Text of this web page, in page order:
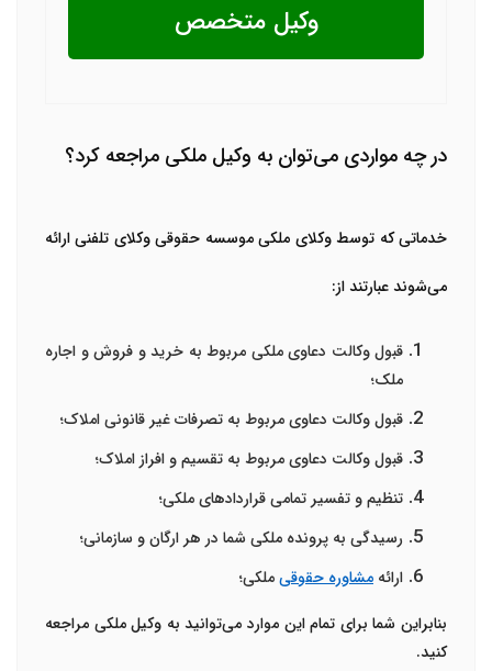
وکیل متخصص
در چه مواردی می‌توان به وکیل ملکی مراجعه کرد؟
خدماتی که توسط وکلای ملکیموسسه حقوقی وکلای تلفنیارائه
می‌شوند عبارتند از:
قبول وکالت دعاوی ملکی مربوط به خرید و فروش و اجاره
ملک؛
قبول وکالت دعاوی مربوط به تصرفات غیر قانونی املاک؛
قبول وکالت دعاوی مربوط به تقسیم و افراز املاک؛
تنظیم و تفسیر تمامی قراردادهای ملکی؛
رسیدگی به پرونده ملکی شما در هر ارگان و سازمانی؛
ارائه مشاوره حقوقیملکی؛
بنابراین شما برای تمام این موارد می‌توانید به وکیل ملکی مراجعه
کنید.